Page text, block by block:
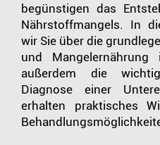
begünstigen das
Nährstoffmangels. In
wir Sie über die
und Mangelernährung
außerdem die
Diagnose einer
erhalten praktisches